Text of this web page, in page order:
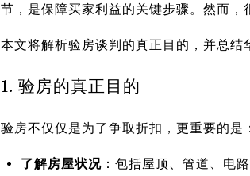
节，是保障买家利益的关键步骤。然而，
本文将解析验房谈判的真正目的，并总结
1. 验房的真正目的
验房不仅仅是为了争取折扣，更重要的是：
了解房屋状况：包括屋顶、管道、电